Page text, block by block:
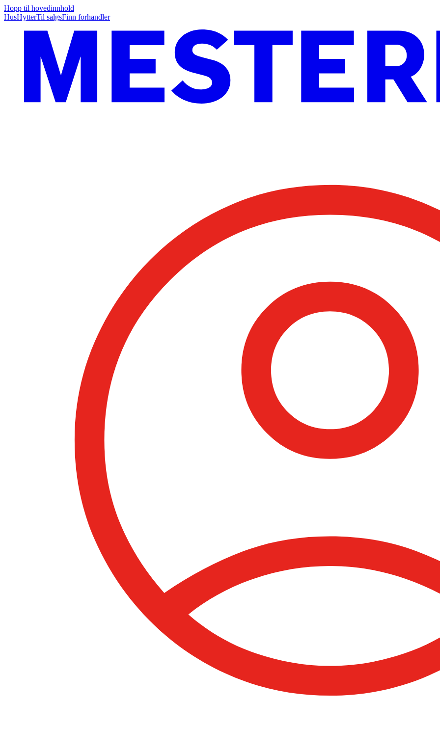
Hopp til hovedinnhold
HusHytterTil salgsFinn forhandler